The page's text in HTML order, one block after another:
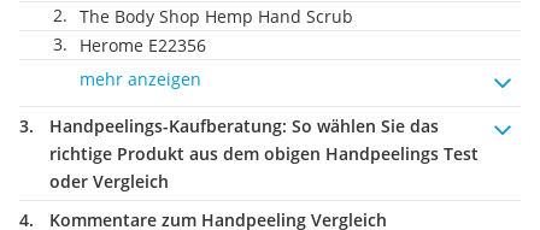
The Body Shop Hemp Hand Scrub
Herome ‎E22356
mehr anzeigen
Handpeelings-Kaufberatung: So wählen Sie das
richtige Produkt aus dem obigen Handpeelings Test
oder Vergleich
Kommentare zum Handpeeling Vergleich